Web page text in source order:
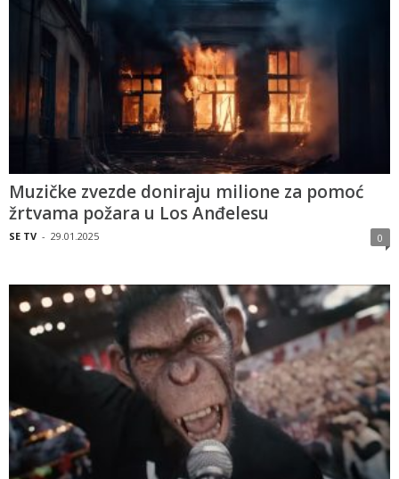
Muzičke zvezde doniraju milione za pomoć
žrtvama požara u Los Anđelesu
SE TV - 29.01.2025 0